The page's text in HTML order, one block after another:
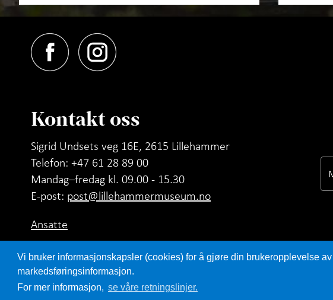
Vi bruker informasjonskapsler (cookies) for å gjøre din brukeropplevelse
markedsføringsinformasjon.
For mer informasjon, se våre retningslinjer.
Kontakt oss
Sigrid Undsets veg 16E, 2615 Lillehammer
Telefon: +47 61 28 89 00
Mandag–fredag kl. 09.00 - 15.30
E-post: post@lillehammermuseum.no
Ansatte
Personvernerklæring